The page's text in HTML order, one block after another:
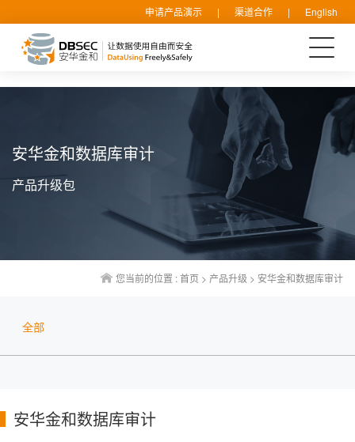
申请产品演示 | 渠道合作 | English
安华金和数据库审计
产品升级包
您当前的位置 :首页 > 产品升级 > 安华金和数据库审计
全部
安华金和数据库审计